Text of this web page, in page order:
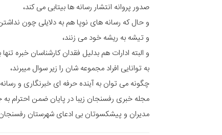
صدور پروانه انتشار رسانه ها بیتابی می کند،
و حال که رسانه های نوپا هم به دلایلی چون
و تیشه به ریشه خود می زنند،
و البته ادارات هم بدلیل فقدان کارشناسان خبره
به توانایی افراد مجموعه شان را زیر سوال میبرند،
چگونه می توان به آینده حرفه ای خبرنگاری و
مجله خبری رفسنجان زیبا در پایان ضمن احترام
مدیران و پیشکسوتان بی ادعای شهرستان